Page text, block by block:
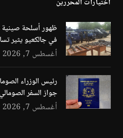
اختيارات المحررين
ظهور أسلحة
في جالكعيو يثير
أغسطس 7, 2026
رئيس الوزراء
جواز السفر
أغسطس 7, 2026